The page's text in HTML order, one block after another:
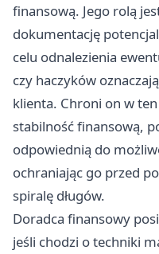
finansową. Jego rolą
dokumentację
celu odnalezienia
czy haczyków
klienta. Chroni on w
stabilność finansową,
odpowiednią do
ochraniając go przed
spiralę długów.
Doradca finansowy
jeśli chodzi o techniki